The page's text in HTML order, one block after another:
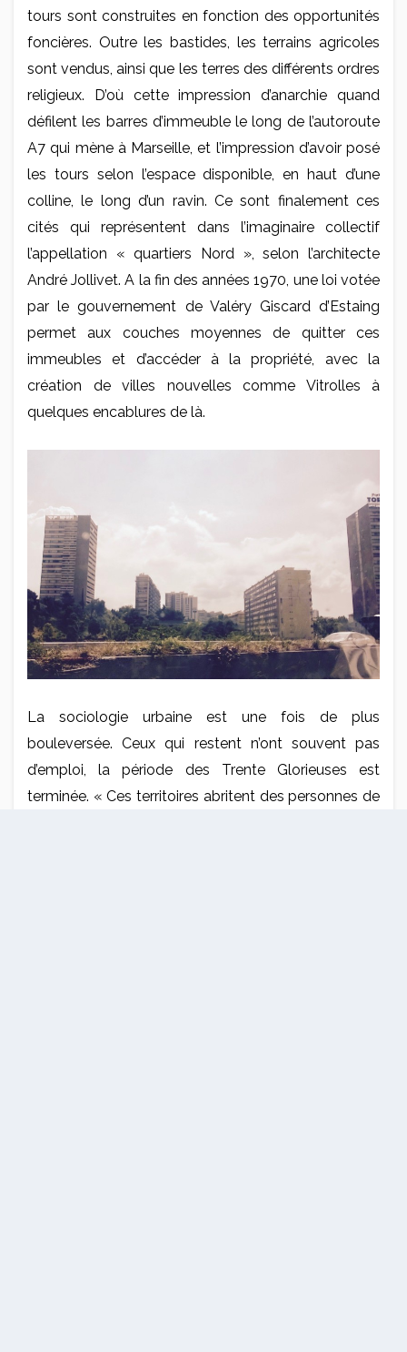
tours sont construites en fonction des opportunités
foncières. Outre les bastides, les terrains agricoles
sont vendus, ainsi que les terres des différents ordres
religieux. D’où cette impression d’anarchie quand
défilent les barres d’immeuble le long de l’autoroute
A7 qui mène à Marseille, et l’impression d’avoir posé
les tours selon l’espace disponible, en haut d’une
colline, le long d’un ravin. Ce sont finalement ces
cités qui représentent dans l’imaginaire collectif
l’appellation « quartiers Nord », selon l’architecte
André Jollivet. A la fin des années 1970, une loi votée
par le gouvernement de Valéry Giscard d’Estaing
permet aux couches moyennes de quitter ces
immeubles et d’accéder à la propriété, avec la
création de villes nouvelles comme Vitrolles à
quelques encablures de là.
La sociologie urbaine est une fois de plus
bouleversée. Ceux qui restent n’ont souvent pas
d’emploi, la période des Trente Glorieuses est
terminée. « Ces territoires abritent des personnes de